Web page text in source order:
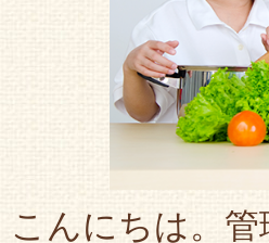
こんにちは。